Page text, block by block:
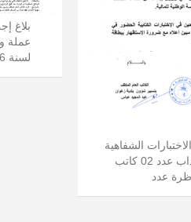
بلاغ
عملة
لسنة 2026
الشفاهية
لمناظرة انتداب عدد 02 كاتب
عدد